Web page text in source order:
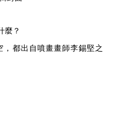
麼？
都出自噴畫畫師李錫堅之